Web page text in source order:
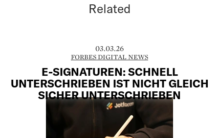
Related
03.03.26
FORBES DIGITAL NEWS
E-SIGNATUREN: SCHNELL
UNTERSCHRIEBEN IST NICHT GLEICH
SICHER UNTERSCHRIEBEN